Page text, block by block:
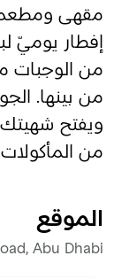
تسجيل
المفضلة
أبو ظبي
منطقة العين
مقهى ومطعم
إفطار يوميّ
من الوجبات
من بينها.
ويفتح شهيتك
من المأكولات
الموقع
Abu Dhabi